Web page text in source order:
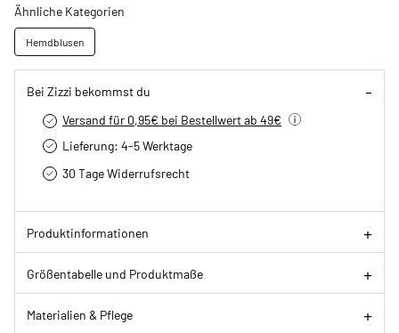
Ähnliche Kategorien
Hemdblusen
Bei Zizzi bekommst du
Versand für 0,95€ bei Bestellwert ab 49€
Lieferung: 4-5 Werktage
30 Tage Widerrufsrecht
Produktinformationen
Größentabelle und Produktmaße
Materialien & Pflege